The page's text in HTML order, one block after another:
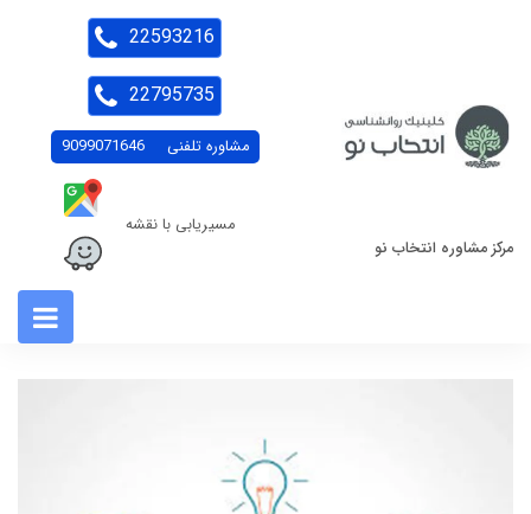
مرکز مشاوره انتخاب نو
مشاوره تلفنی 9099071646
مسیریابی با نقشه
22593216
22795735